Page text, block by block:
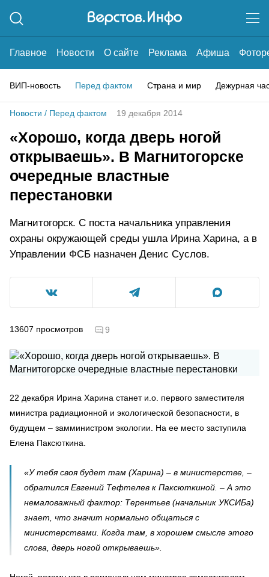
Главное Новости О сайте Реклама Афиша
ВИП-новость Перед фактом Страна и мир Дежурная
Новости / Перед фактом 19 декабря 2014
«Хорошо, когда дверь ногой
открываешь». В Магнитогорске
очередные властные
перестановки
Магнитогорск. С поста начальника управления
охраны окружающей среды ушла Ирина Харина, а в
Управлении ФСБ назначен Денис Суслов.
13607 просмотров 9
22 декабря Ирина Харина станет и.о. первого заместителя
министра радиационной и экологической безопасности, в
будущем – замминистром экологии. На ее место заступила
Елена Паксюткина.
«У тебя своя будет там (Харина) – в министерстве, –
обратился Евгений Тефтелев к Паксюткиной. – А это
немаловажный фактор: Терентьев (начальник УКСИБа)
знает, что значит нормально общаться с
министерствами. Когда там, в хорошем смысле этого
слова, дверь ногой открываешь».